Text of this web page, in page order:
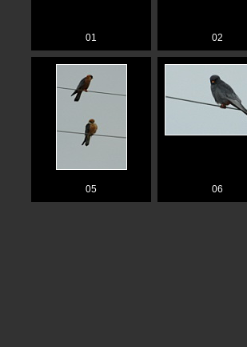
01 02
05 06